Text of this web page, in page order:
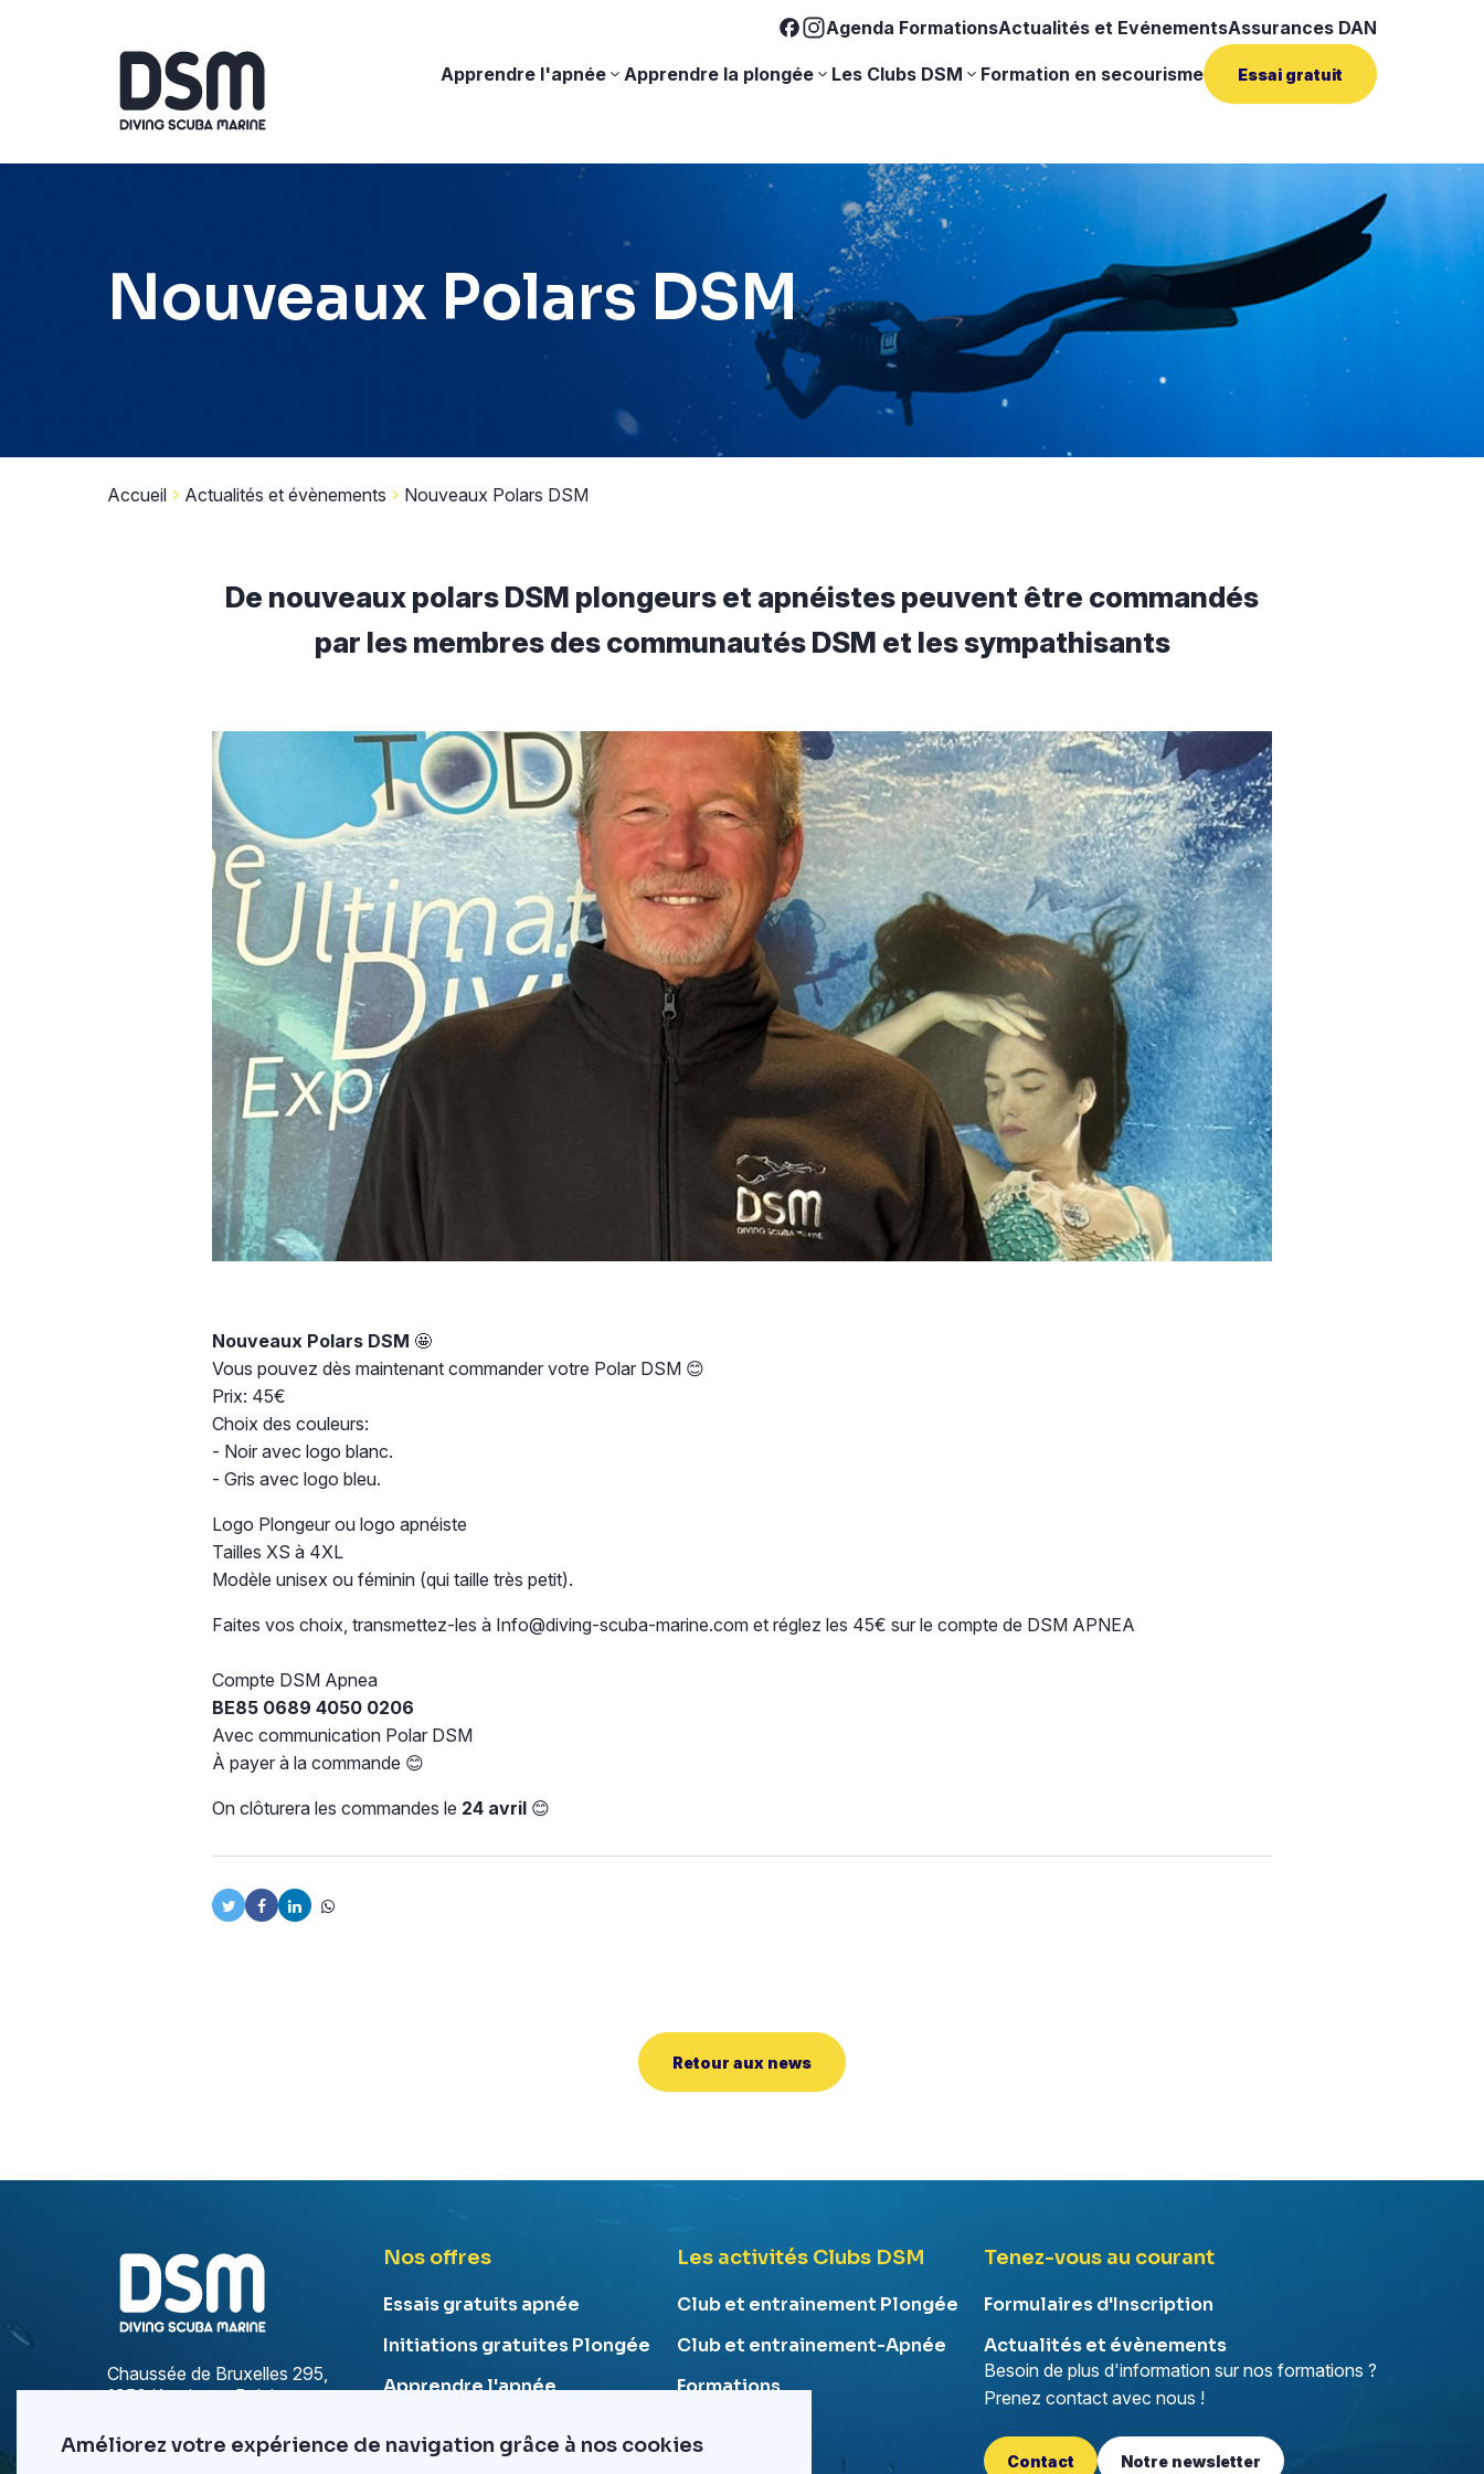
Agenda FormationsActualités et EvénementsAssurances DAN
Apprendre l'apnée Apprendre la plongée Les Clubs DSM Formation en secourisme Essai gratuit
Nouveaux Polars DSM
Accueil Actualités et évènements Nouveaux Polars DSM
De nouveaux polars DSM plongeurs et apnéistes peuvent être commandés
par les membres des communautés DSM et les sympathisants
Nouveaux Polars DSM 🤩
Vous pouvez dès maintenant commander votre Polar DSM 😊
Prix: 45€
Choix des couleurs:
- Noir avec logo blanc.
- Gris avec logo bleu.
Logo Plongeur ou logo apnéiste
Tailles XS à 4XL
Modèle unisex ou féminin (qui taille très petit).
Faites vos choix, transmettez-les à Info@diving-scuba-marine.com et réglez les 45€ sur le compte de DSM APNEA
Compte DSM Apnea
BE85 0689 4050 0206
Avec communication Polar DSM
À payer à la commande 😊
On clôturera les commandes le 24 avril 😊
Retour aux news
Chaussée de Bruxelles 295,
1950 Kraainem, Belgique
+32 475 32 87 88
Nos offres
Essais gratuits apnée
Initiations gratuites Plongée
Apprendre l'apnée
Les activités Clubs DSM
Club et entrainement Plongée
Club et entrainement-Apnée
Formations
Tenez-vous au courant
Formulaires d'Inscription
Actualités et évènements
Besoin de plus d'information sur nos formations ?
Prenez contact avec nous !
Contact Notre newsletter
Améliorez votre expérience de navigation grâce à nos cookies